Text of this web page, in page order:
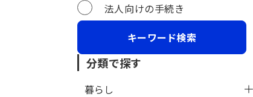
法人向けの手続き
分類で探す
暮らし